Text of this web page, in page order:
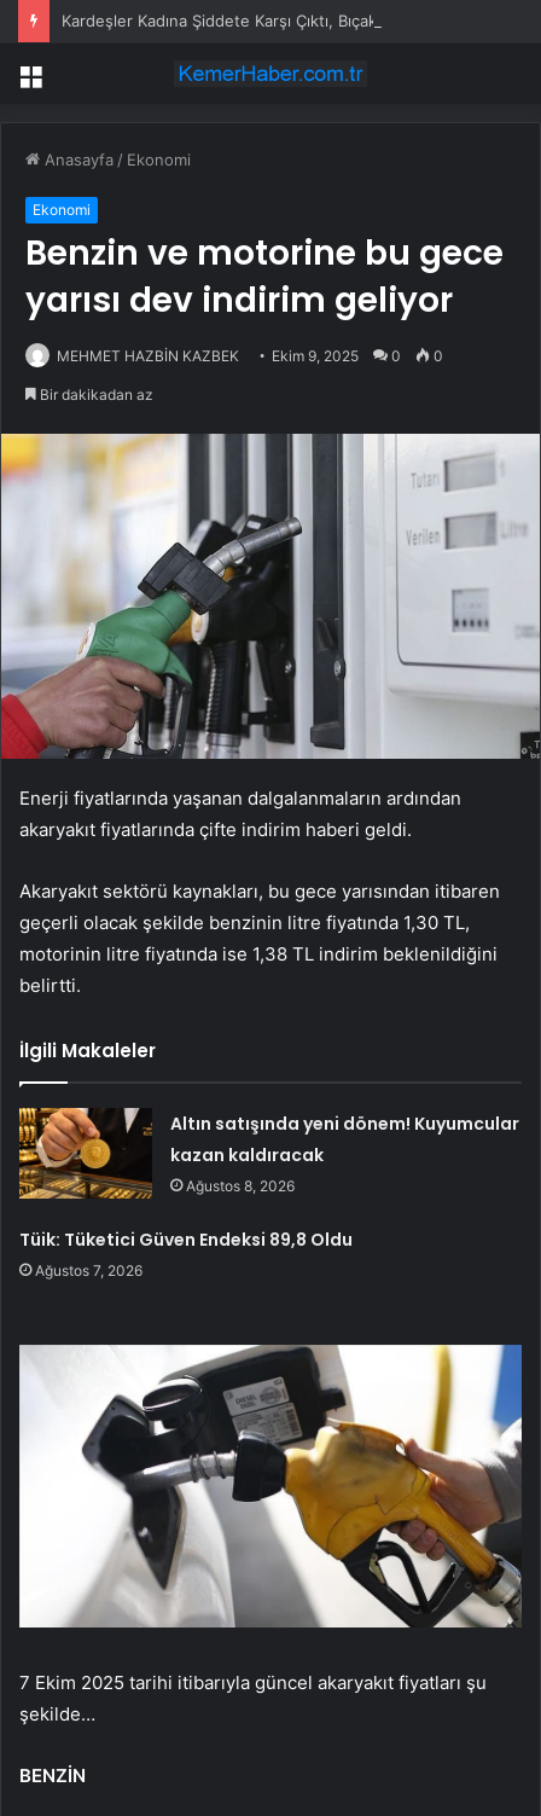
Kardeşler Kadına Şiddete Karşı Çıktı, Bıçaklandı
Menü
Anasayfa / Ekonomi
Ekonomi
Benzin ve motorine bu gece
yarısı dev indirim geliyor
MEHMET HAZBİN KAZBEK Ekim 9, 2025 0 0
Bir dakikadan az
Enerji fiyatlarında yaşanan dalgalanmaların ardından
akaryakıt fiyatlarında çifte indirim haberi geldi.
Akaryakıt sektörü kaynakları, bu gece yarısından itibaren
geçerli olacak şekilde benzinin litre fiyatında 1,30 TL,
motorinin litre fiyatında ise 1,38 TL indirim beklenildiğini
belirtti.
İlgili Makaleler
Altın satışında yeni dönem! Kuyumcular
kazan kaldıracak
Ağustos 8, 2026
Tüik: Tüketici Güven Endeksi 89,8 Oldu
Ağustos 7, 2026
7 Ekim 2025 tarihi itibarıyla güncel akaryakıt fiyatları şu
şekilde…
BENZİN